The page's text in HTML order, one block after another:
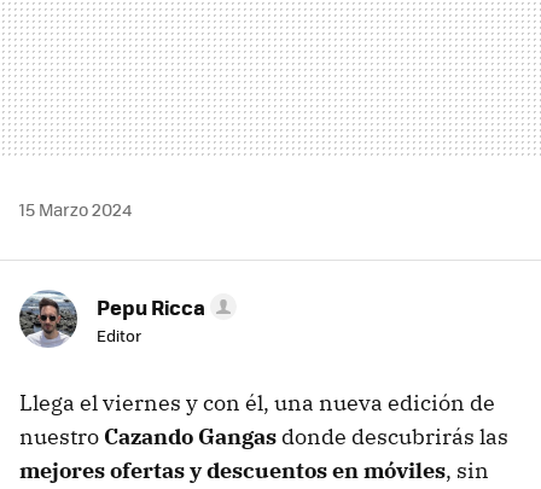
15 Marzo 2024
Pepu Ricca
Editor
Llega el viernes y con él, una nueva edición de
nuestro Cazando Gangas donde descubrirás las
mejores ofertas y descuentos en móviles, sin